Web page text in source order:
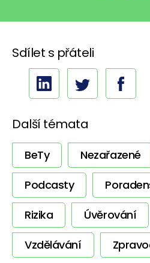
Sdílet s přáteli
Další témata
BeTy Nezařazené
Podcasty
Rizika
Úvěrování
Vzdělávání